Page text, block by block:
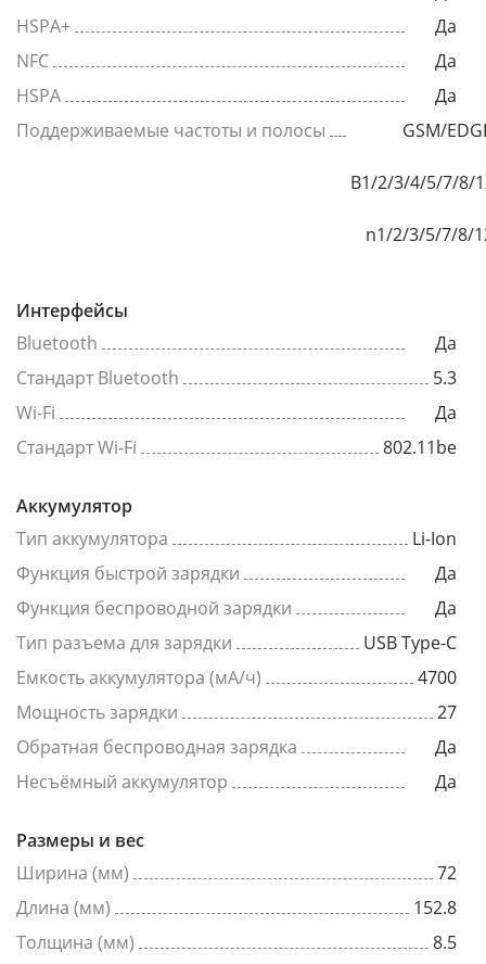
HSPA+
Да
NFC
Да
HSPA
Да
Поддерживаемые частоты и полосы
GSM/
B1/2/3/4/5/7/8/
n1/2/3/5/7/8/
Интерфейсы
Bluetooth
Да
Стандарт Bluetooth
5.3
Wi-Fi
Да
Стандарт Wi-Fi
802.11be
Аккумулятор
Тип аккумулятора
Li-Ion
Функция быстрой зарядки
Да
Функция беспроводной зарядки
Да
Тип разъема для зарядки
USB Type-C
Емкость аккумулятора (мА/ч)
4700
Мощность зарядки
27
Обратная беспроводная зарядка
Да
Несъёмный аккумулятор
Да
Размеры и вес
Ширина (мм)
72
Длина (мм)
152.8
Толщина (мм)
8.5